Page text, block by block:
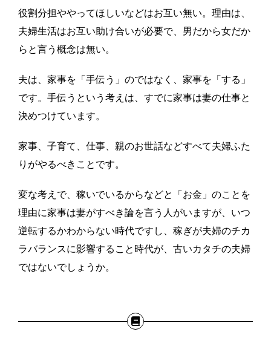
役割分担ややってほしいなどはお互い無い。理由は、
夫婦生活はお互い助け合いが必要で、男だから女だか
らと言う概念は無い。
夫は、家事を「手伝う」のではなく、家事を「する」
です。手伝うという考えは、すでに家事は妻の仕事と
決めつけています。
家事、子育て、仕事、親のお世話などすべて夫婦ふた
りがやるべきことです。
変な考えで、稼いでいるからなどと「お金」のことを
理由に家事は妻がすべき論を言う人がいますが、いつ
逆転するかわからない時代ですし、稼ぎが夫婦のチカ
ラバランスに影響すること時代が、古いカタチの夫婦
ではないでしょうか。